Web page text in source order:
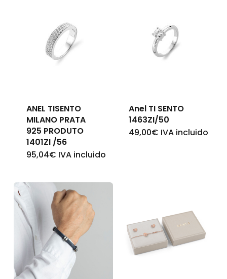
Nenhum produto no
ANEL TISENTO
MILANO PRATA
925 PRODUTO
1401ZI /56
95,04€ IVA incluido
Anel TI SENTO
1463ZI/50
49,00€ IVA incluido